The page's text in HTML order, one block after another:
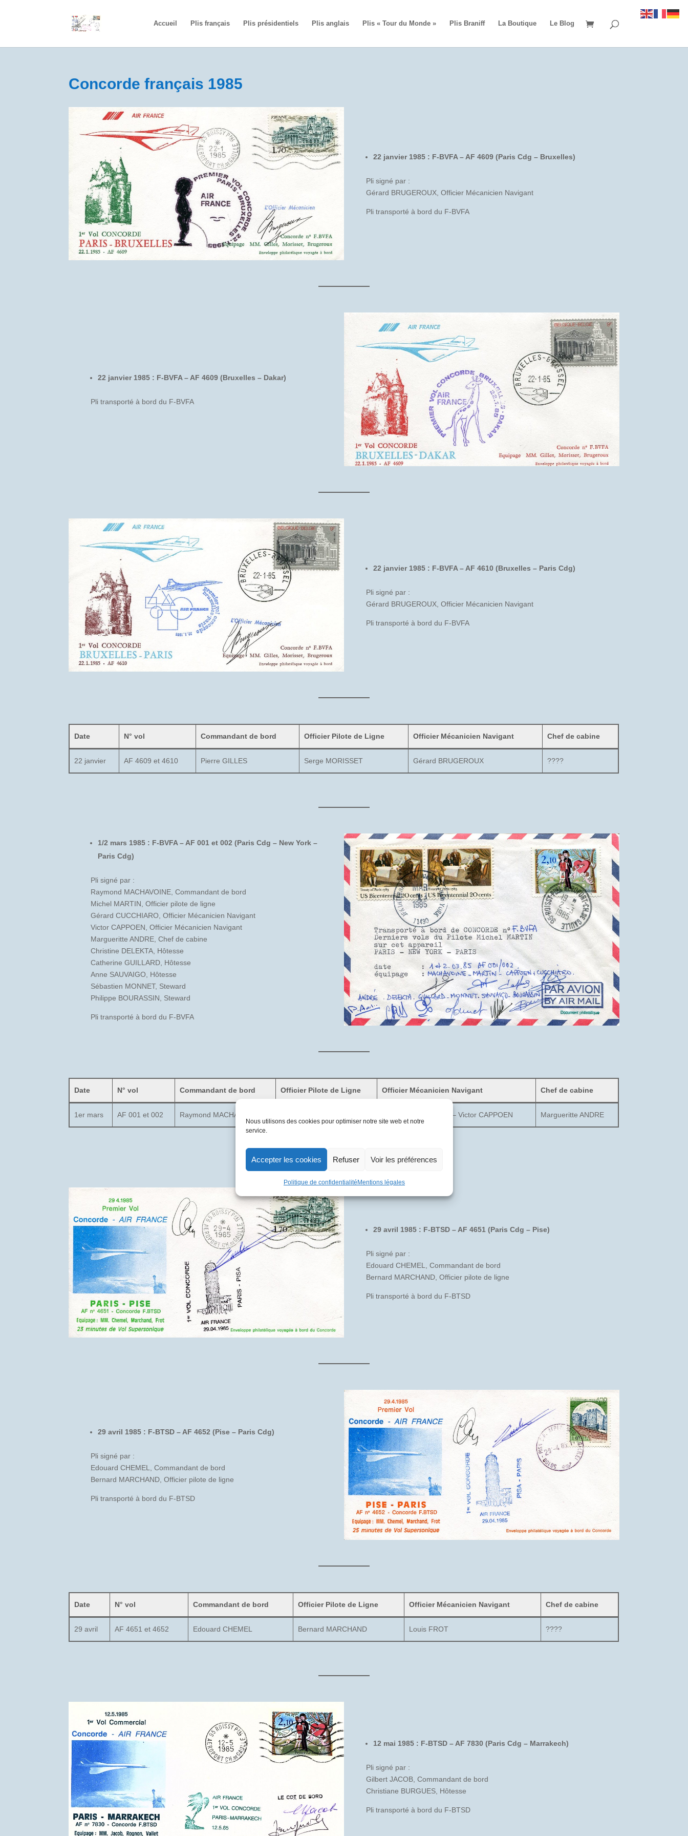
Nous utilisons des cookies pour optimiser notre site web et notre
service.
Accepter les cookies Refuser Voir les préférences
Politique de confidentialité Mentions légales
Accueil Plis français Plis présidentiels Plis anglais Plis « Tour du Monde » Plis Braniff La Boutique Le Blog
Concorde français 1985
22 janvier 1985 : F-BVFA – AF 4609 (Paris Cdg – Bruxelles)
Pli signé par :
Gérard BRUGEROUX, Officier Mécanicien Navigant
Pli transporté à bord du F-BVFA
22 janvier 1985 : F-BVFA – AF 4609 (Bruxelles – Dakar)
Pli transporté à bord du F-BVFA
22 janvier 1985 : F-BVFA – AF 4610 (Bruxelles – Paris Cdg)
Pli signé par :
Gérard BRUGEROUX, Officier Mécanicien Navigant
Pli transporté à bord du F-BVFA
Date N° vol Commandant de bord Officier Pilote de Ligne Officier Mécanicien Navigant Chef de cabine
22 janvier AF 4609 et 4610 Pierre GILLES Serge MORISSET Gérard BRUGEROUX ????
1/2 mars 1985 : F-BVFA – AF 001 et 002 (Paris Cdg – New York –
Paris Cdg)
Pli signé par :
Raymond MACHAVOINE, Commandant de bord
Michel MARTIN, Officier pilote de ligne
Gérard CUCCHIARO, Officier Mécanicien Navigant
Victor CAPPOEN, Officier Mécanicien Navigant
Margueritte ANDRE, Chef de cabine
Christine DELEKTA, Hôtesse
Catherine GUILLARD, Hôtesse
Anne SAUVAIGO, Hôtesse
Sébastien MONNET, Steward
Philippe BOURASSIN, Steward
Pli transporté à bord du F-BVFA
Date N° vol Commandant de bord Officier Pilote de Ligne Officier Mécanicien Navigant Chef de cabine
1er mars AF 001 et 002 Raymond MACHAVOINE Gérard CUCCHIARO – Victor CAPPOEN Margueritte ANDRE
29 avril 1985 : F-BTSD – AF 4651 (Paris Cdg – Pise)
Pli signé par :
Edouard CHEMEL, Commandant de bord
Bernard MARCHAND, Officier pilote de ligne
Pli transporté à bord du F-BTSD
29 avril 1985 : F-BTSD – AF 4652 (Pise – Paris Cdg)
Pli signé par :
Edouard CHEMEL, Commandant de bord
Bernard MARCHAND, Officier pilote de ligne
Pli transporté à bord du F-BTSD
Date N° vol Commandant de bord Officier Pilote de Ligne Officier Mécanicien Navigant Chef de cabine
29 avril AF 4651 et 4652 Edouard CHEMEL Bernard MARCHAND Louis FROT ????
12 mai 1985 : F-BTSD – AF 7830 (Paris Cdg – Marrakech)
Pli signé par :
Gilbert JACOB, Commandant de bord
Christiane BURGUES, Hôtesse
Pli transporté à bord du F-BTSD